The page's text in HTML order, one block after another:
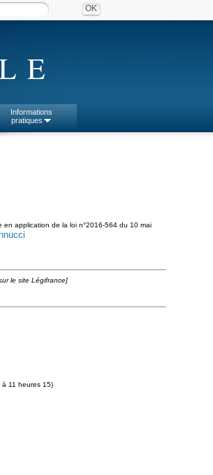
Informations
pratiques
application de la loi n°2016-564 du 10 mai
le site Légifrance]
11 heures 15)